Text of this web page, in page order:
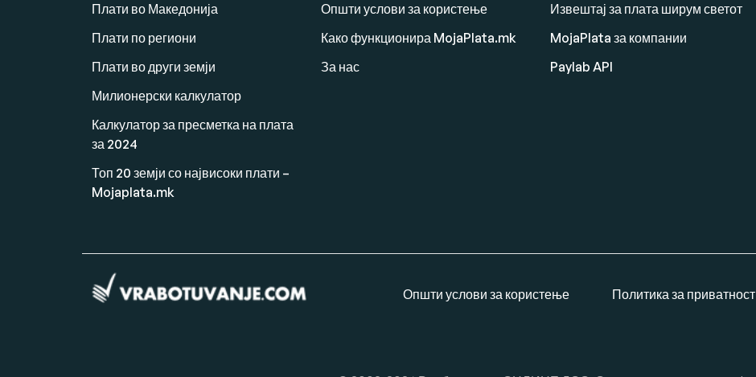
Плати во Македонија
Плати по региони
Плати во други земји
Милионерски калкулатор
Калкулатор за пресметка на плата
за 2024
Топ 20 земји со највисоки плати –
Mojaplata.mk
Општи услови за користење
Како функционира MojaPlata.mk
За нас
Извештај за плата ширум светот
MojaPlata за компании
Paylab API
Општи услови за користење Политика за приватност